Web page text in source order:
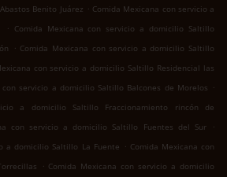
Benito Juárez . Comida Mexicana con servicio a
. Comida Mexicana con servicio a domicilio Saltillo
. Comida Mexicana con servicio a domicilio Saltillo
con servicio a domicilio Saltillo Residencial las
con servicio a domicilio Saltillo Balcones de Morelos .
a domicilio Saltillo Fraccionamiento rincón de
con servicio a domicilio Saltillo Fuentes del Sur
.
a domicilio Saltillo La Fuente . Comida Mexicana con
. Comida Mexicana con servicio a domicilio